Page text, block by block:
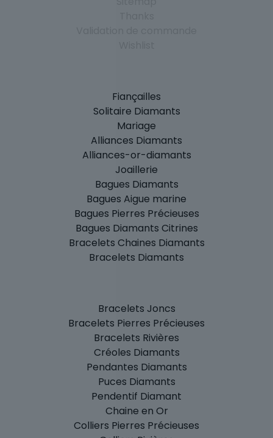
Fiançailles
Solitaire Diamants
Mariage
Alliances Diamants
Alliances-or-diamants
Joaillerie
Bagues Diamants
Bagues Aigue marine
Bagues Pierres Précieuses
Bagues Diamants Citrines
Bracelets Chaines Diamants
Bracelets Diamants
Bracelets Joncs
Bracelets Pierres Précieuses
Bracelets Rivières
Créoles Diamants
Pendantes Diamants
Puces Diamants
Pendentif Diamant
Chaine en Or
Colliers Pierres Précieuses